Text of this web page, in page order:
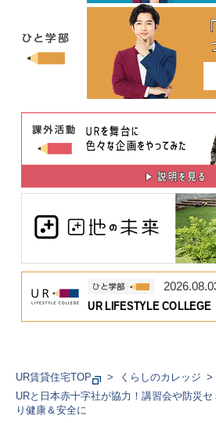
UR LIFESTYLE
UR賃貸住宅TOP くらしのカレッジ
URと日本赤十字社が協力！講習会や防災
り健康＆安全に